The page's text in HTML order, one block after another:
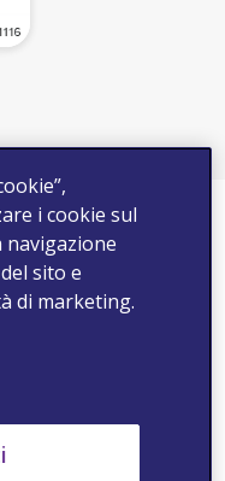
i cookie sul
sito e
di marketing.